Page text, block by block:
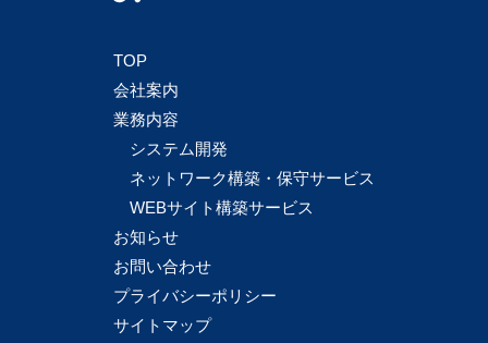
TOP
会社案内
業務内容
システム開発
ネットワーク構築・保守サービス
WEBサイト構築サービス
お知らせ
お問い合わせ
プライバシーポリシー
サイトマップ